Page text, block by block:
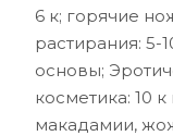
6 к; горячие
растирания: 5-
основы;
косметика: 10
макадамии,